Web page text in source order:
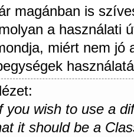
magánban is
a használati
miért nem jó
you wish to use a
it should be a